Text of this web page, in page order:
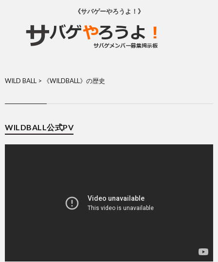
《サバゲーやろうよ！》
WILD BALL > 《WILDBALL》の歴史
WILDBALL公式PV